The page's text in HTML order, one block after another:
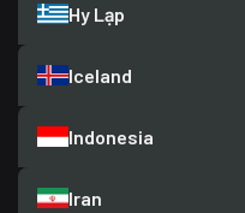
Hy Lạp
Iceland
Indonesia
Iran